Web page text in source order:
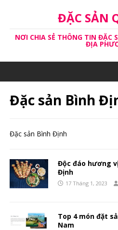
ĐẶC SẢN
NƠI CHIA SẺ THÔNG TIN ĐẶC
ĐỊA
Đặc sản Bình
Đặc sản Bình Định
Độc đáo hương
Định
17 Tháng 1, 2023
Top 4 món đặt
Nam